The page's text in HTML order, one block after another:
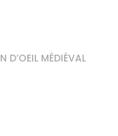
D’OEIL MÉDIÉVAL